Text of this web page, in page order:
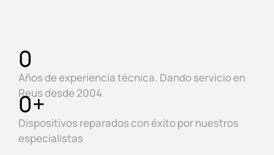
Años de experiencia técnica. Dando servicio en
Reus desde 2004
0
Dispositivos reparados con éxito por nuestros
especialistas
0+